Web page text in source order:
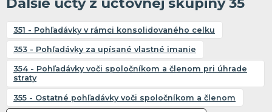
351 - Pohľadávky v rámci konsolidovaného celku
353 - Pohľadávky za upísané vlastné imanie
354 - Pohľadávky voči spoločníkom a členom pri úhrade
straty
355 - Ostatné pohľadávky voči spoločníkom a členom